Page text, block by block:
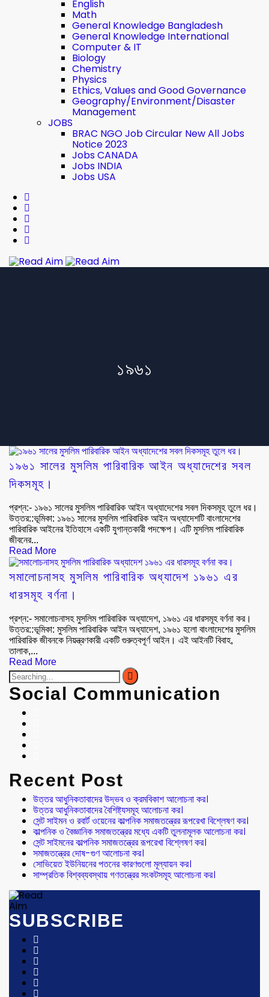
English
Math
General Knowledge Bangladesh
General Knowledge International
Computer & IT
Biology
Chemistry
Physics
Ethics, Values ​​and Good Governance
Geography/Environment/Disaster
Management
JOBS
BRAC NGO Job Circular New All Jobs
Notice 2023
Jobs CANADA
Jobs INDIA
Jobs USA
Read Aim
১৯৬১
১৯৬১ সালের মুসলিম পারিবারিক আইন অধ্যাদেশের সবল
দিকসমূহ।
প্রশ্ন:- ১৯৬১ সালের মুসলিম পারিবারিক আইন অধ্যাদেশের সবল দিকসমূহ তুলে ধর।
উত্তর::ভূমিকা: ১৯৬১ সালের মুসলিম পারিবারিক আইন অধ্যাদেশটি বাংলাদেশের
পারিবারিক আইনের ইতিহাসে একটি যুগান্তকারী পদক্ষেপ। এটি মুসলিম পারিবারিক
জীবনের...
Read More
সমালোচনাসহ মুসলিম পারিবারিক অধ্যাদেশ ১৯৬১ এর
ধারসমূহ বর্ণনা।
প্রশ্ন:- সমালোচনাসহ মুসলিম পারিবারিক অধ্যাদেশ, ১৯৬১ এর ধারসমূহ বর্ণনা কর।
উত্তর::ভূমিকা: মুসলিম পারিবারিক আইন অধ্যাদেশ, ১৯৬১ হলো বাংলাদেশের মুসলিম
পারিবারিক জীবনকে নিয়ন্ত্রণকারী একটি গুরুত্বপূর্ণ আইন। এই আইনটি বিবাহ,
তালাক,...
Read More
Social Communication
Recent Post
উত্তর আধুনিকতাবাদের উদ্ভব ও ক্রমবিকাশ আলোচনা কর।
উত্তর আধুনিকতাবাদের বৈশিষ্ট্যসমূহ আলোচনা কর।
সেন্ট সাইমন ও রবার্ট ওয়েনের কাল্পনিক সমাজতন্ত্রের রূপরেখা বিশ্লেষণ কর।
কাল্পনিক ও বৈজ্ঞানিক সমাজতন্ত্রের মধ্যে একটি তুলনামূলক আলোচনা কর।
সেন্ট সাইমনের কাল্পনিক সমাজতন্ত্রের রূপরেখা বিশ্লেষণ কর।
সমাজতন্ত্রের দোষ-গুণ আলোচনা কর।
সোভিয়েত ইউনিয়নের পতনের কারণগুলো মূল্যায়ন কর।
সাম্প্রতিক বিশ্বব্যবস্থায় গণতন্ত্রের সংকটসমূহ আলোচনা কর।
SUBSCRIBE